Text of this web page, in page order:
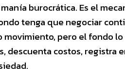
burocrática. Es el
tenga que negociar
pero el fondo
descuenta costos, registra